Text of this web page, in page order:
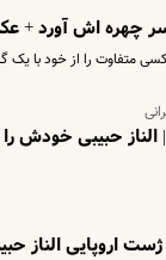
سر چهره اش آورد +
متفاوت را از خود با
| الناز حبیبی
ژست اروپایی